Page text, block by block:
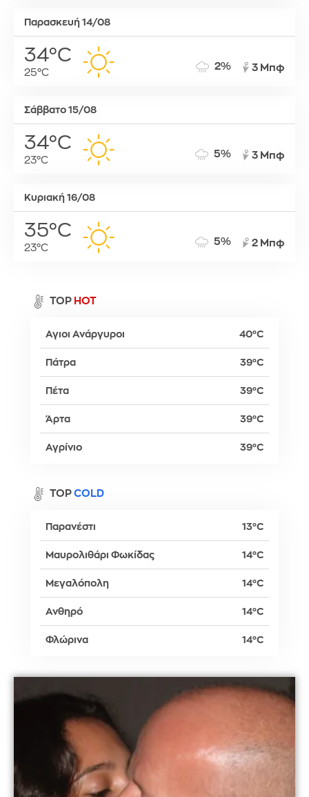
Παρασκευή 14/08
34°C
25°C
2% 3 Μπφ
Σάββατο 15/08
34°C
23°C
5% 3 Μπφ
Κυριακή 16/08
35°C
23°C
5% 2 Μπφ
TOP HOT
Αγιοι Ανάργυροι 40°C
Πάτρα 39°C
Πέτα 39°C
Άρτα 39°C
Αγρίνιο 39°C
TOP COLD
Παρανέστι 13°C
Μαυρολιθάρι Φωκίδας 14°C
Μεγαλόπολη 14°C
Ανθηρό 14°C
Φλώρινα 14°C